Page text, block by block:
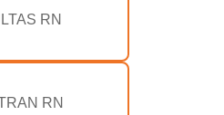
RN
RN